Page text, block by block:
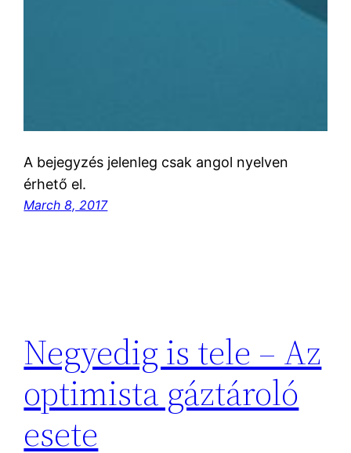
A bejegyzés jelenleg csak angol nyelven
érhető el.
March 8, 2017
Negyedig is tele – Az
optimista gáztároló
esete